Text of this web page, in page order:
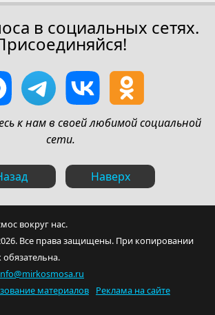
в социальных сетях.
к нам в своей любимой социальной
сети.
Наверх
вокруг нас.
Все права защищены. При копировании
материалов Реклама на сайте